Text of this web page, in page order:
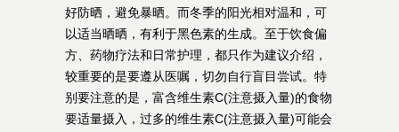
好防晒，避免暴晒。而冬季的阳光相对温和，可
以适当晒晒，有利于黑色素的生成。至于饮食偏
方、药物疗法和日常护理，都只作为建议介绍，
较重要的是要遵从医嘱，切勿自行盲目尝试。特
别要注意的是，富含维生素C(注意摄入量)的食物
要适量摄入，过多的维生素C(注意摄入量)可能会